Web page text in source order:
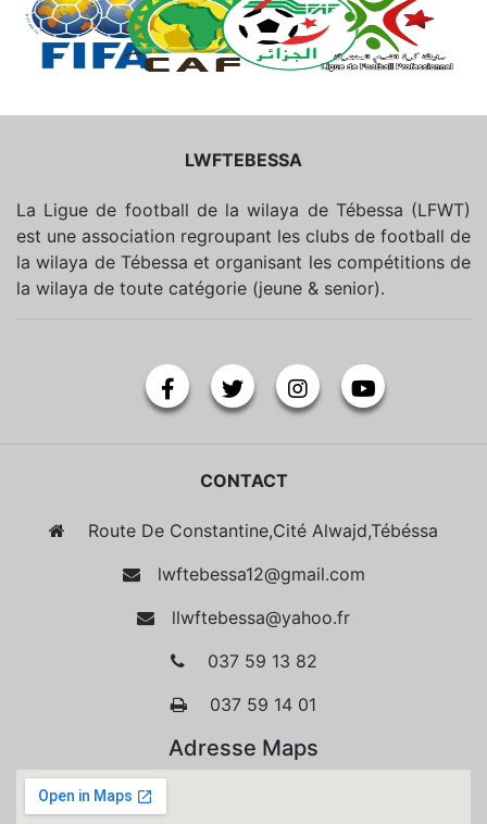
LWFTEBESSA
La Ligue de football de la wilaya de Tébessa (LFWT)
est une association regroupant les clubs de football de
la wilaya de Tébessa et organisant les compétitions de
la wilaya de toute catégorie (jeune & senior).
CONTACT
Route De Constantine,Cité Alwajd,Tébéssa
lwftebessa12@gmail.com
llwftebessa@yahoo.fr
037 59 13 82
037 59 14 01
Adresse Maps